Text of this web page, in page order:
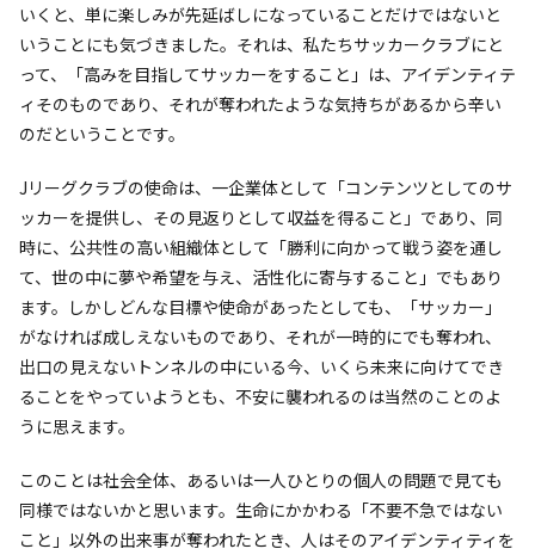
いくと、単に楽しみが先延ばしになっていることだけではないと
いうことにも気づきました。それは、私たちサッカークラブにと
って、「高みを目指してサッカーをすること」は、アイデンティテ
ィそのものであり、それが奪われたような気持ちがあるから辛い
のだということです。
Jリーグクラブの使命は、一企業体として「コンテンツとしてのサ
ッカーを提供し、その見返りとして収益を得ること」であり、同
時に、公共性の高い組織体として「勝利に向かって戦う姿を通し
て、世の中に夢や希望を与え、活性化に寄与すること」でもあり
ます。しかしどんな目標や使命があったとしても、「サッカー」
がなければ成しえないものであり、それが一時的にでも奪われ、
出口の見えないトンネルの中にいる今、いくら未来に向けてでき
ることをやっていようとも、不安に襲われるのは当然のことのよ
うに思えます。
このことは社会全体、あるいは一人ひとりの個人の問題で見ても
同様ではないかと思います。生命にかかわる「不要不急ではない
こと」以外の出来事が奪われたとき、人はそのアイデンティティを